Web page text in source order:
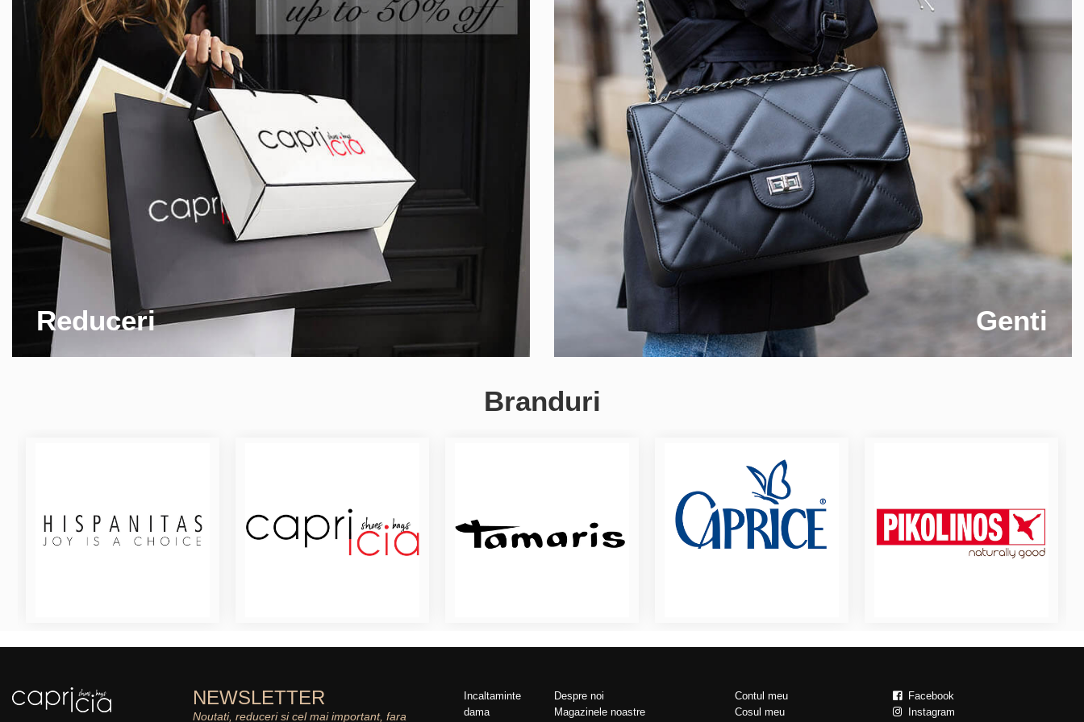
Reduceri Genti
Branduri
NEWSLETTER
Noutati, reduceri si cel mai important, fara
Incaltaminte
dama
Despre noi
Magazinele noastre
Contul meu
Cosul meu
Facebook
Instagram